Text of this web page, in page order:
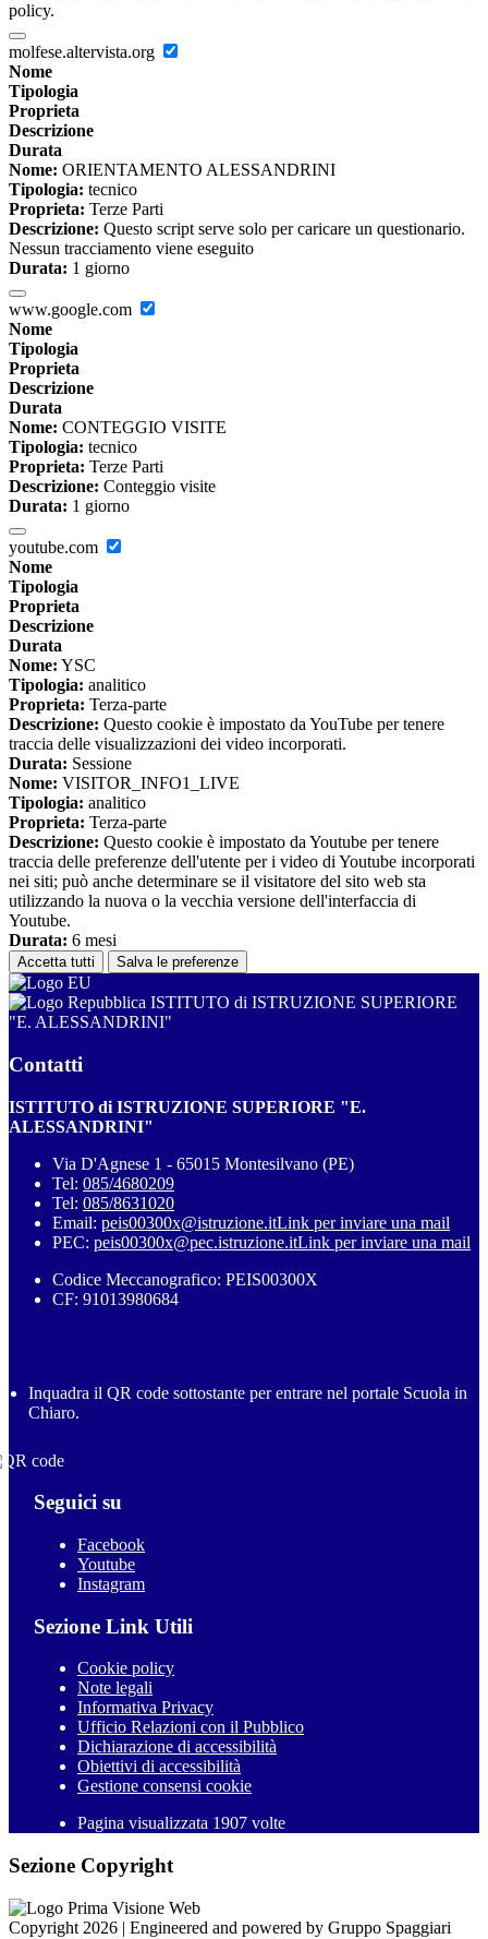
policy.
molfese.altervista.org
Nome
Tipologia
Proprieta
Descrizione
Durata
Nome: ORIENTAMENTO ALESSANDRINI
Tipologia: tecnico
Proprieta: Terze Parti
Descrizione: Questo script serve solo per caricare un questionario.
Nessun tracciamento viene eseguito
Durata: 1 giorno
www.google.com
Nome
Tipologia
Proprieta
Descrizione
Durata
Nome: CONTEGGIO VISITE
Tipologia: tecnico
Proprieta: Terze Parti
Descrizione: Conteggio visite
Durata: 1 giorno
youtube.com
Nome
Tipologia
Proprieta
Descrizione
Durata
Nome: YSC
Tipologia: analitico
Proprieta: Terza-parte
Descrizione: Questo cookie è impostato da YouTube per tenere
traccia delle visualizzazioni dei video incorporati.
Durata: Sessione
Nome: VISITOR_INFO1_LIVE
Tipologia: analitico
Proprieta: Terza-parte
Descrizione: Questo cookie è impostato da Youtube per tenere
traccia delle preferenze dell'utente per i video di Youtube incorporati
nei siti; può anche determinare se il visitatore del sito web sta
utilizzando la nuova o la vecchia versione dell'interfaccia di
Youtube.
Durata: 6 mesi
Accetta tutti Salva le preferenze
ISTITUTO di ISTRUZIONE SUPERIORE
"E. ALESSANDRINI"
Contatti
ISTITUTO di ISTRUZIONE SUPERIORE "E.
ALESSANDRINI"
Via D'Agnese 1 - 65015 Montesilvano (PE)
Tel: 085/4680209
Tel: 085/8631020
Email: peis00300x@istruzione.itLink per inviare una mail
PEC: peis00300x@pec.istruzione.itLink per inviare una mail
Codice Meccanografico: PEIS00300X
CF: 91013980684
Inquadra il QR code sottostante per entrare nel portale Scuola in
Chiaro.
Seguici su
Facebook
Youtube
Instagram
Sezione Link Utili
Cookie policy
Note legali
Informativa Privacy
Ufficio Relazioni con il Pubblico
Dichiarazione di accessibilità
Obiettivi di accessibilità
Gestione consensi cookie
Pagina visualizzata 1907 volte
Sezione Copyright
Copyright 2026 | Engineered and powered by Gruppo Spaggiari